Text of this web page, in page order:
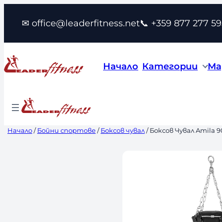
съдържанието
✉ office@leaderfitness.net📞 +359 877 277
Начало Категории
Начало/Бойни спортове/Боксов чувал/ Боксов Чувал Amila